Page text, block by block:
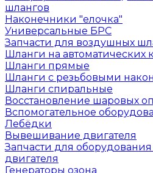
шлангов
Наконечники "елочка"
Универсальные БРС
Запчасти для воздушных
Шланги на автоматических
Шланги прямые
Шланги с резьбовыми
Шланги спиральные
Восстановление шаровых
Вспомогательное
Лебёдки
Вывешивание двигателя
Запчасти для
двигателя
Генераторы озона